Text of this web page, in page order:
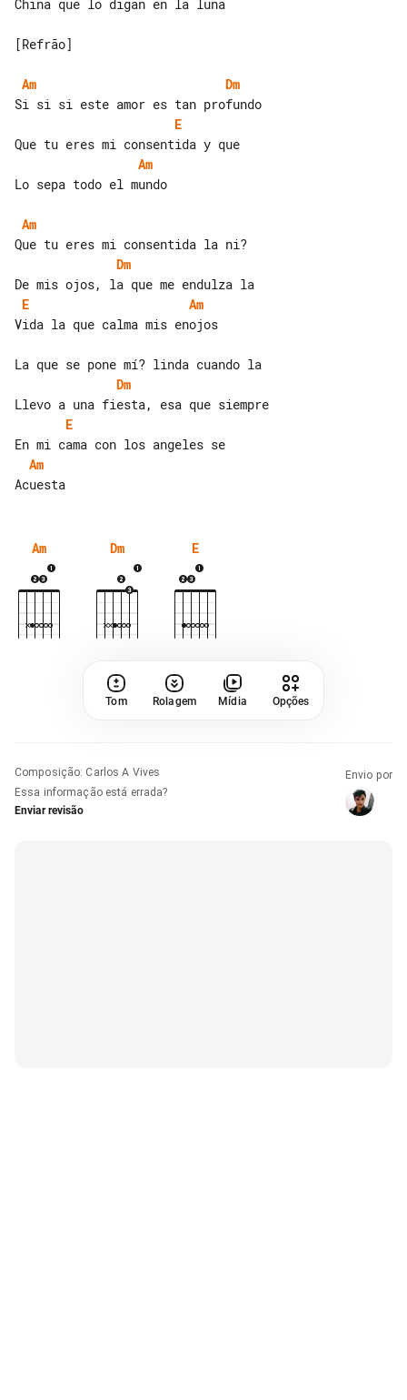
China que lo digan en la luna
[Refrão]
Am
Dm
E
Am
Lo sepa todo el mundo
Am
Dm
E
Am
Vida la que calma mis enojos
Dm
E
Am
Am Dm E
Tom Rolagem Mídia Opções
Composição: Carlos A Vives
Essa informação está errada?
Enviar revisão
Envio por